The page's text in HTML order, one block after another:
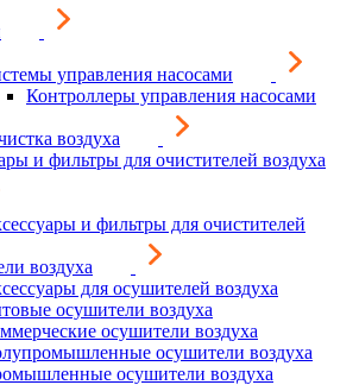
управления насосами
Контроллеры управления насосами
воздуха
и фильтры для очистителей воздуха
и фильтры для очистителей
воздуха
для осушителей воздуха
осушители воздуха
осушители воздуха
осушители воздуха
осушители воздуха